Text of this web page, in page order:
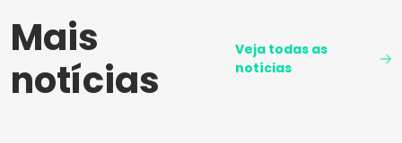
Mais
notícias
Veja todas as
notícias